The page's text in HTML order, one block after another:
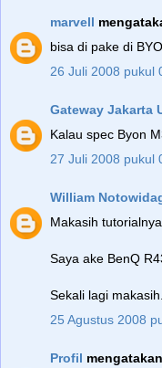
marvell
bisa di pake di
26 Juli 2008 pukul
Gateway Jakarta
Kalau spec Byon
27 Juli 2008 pukul
William
Makasih
Saya ake BenQ
Sekali lagi makasih.
25 Agustus 2008
Profil